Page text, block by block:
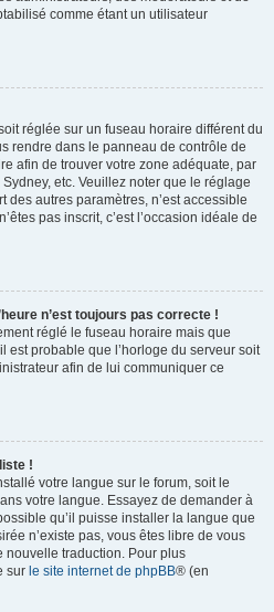
comme étant un utilisateur
réglée sur un fuseau horaire différent du
rendre dans le panneau de contrôle de
afin de trouver votre zone adéquate, par
etc. Veuillez noter que le réglage
autres paramètres, n’est accessible
pas inscrit, c’est l’occasion idéale de
n’est toujours pas correcte !
réglé le fuseau horaire mais que
est probable que l’horloge du serveur soit
afin de lui communiquer ce
!
votre langue sur le forum, soit le
votre langue. Essayez de demander à
qu’il puisse installer la langue que
n’existe pas, vous êtes libre de vous
nouvelle traduction. Pour plus
sur le site internet de phpBB® (en